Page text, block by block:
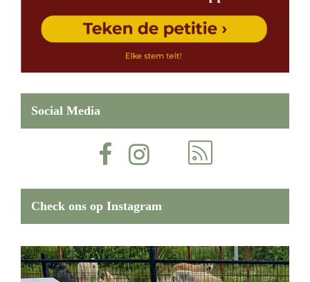
Social Media
Check ons op Instagram